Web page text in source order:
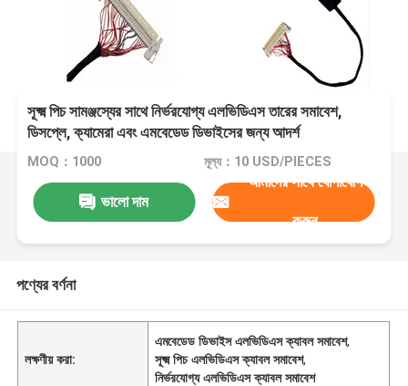
সূক্ষ্ম পিচ সামঞ্জস্যের সাথে নির্ভরযোগ্য এলভিডিএস তারের সমাবেশ,
ডিসপ্লে, ক্যামেরা এবং এমবেডেড ডিভাইসের জন্য আদর্শ
MOQ：1000 মূল্য：10 USD/PIECES
ভালো দাম
আমাদের সাথে যোগাযোগ
করুন
পণ্যের বর্ণনা
লক্ষণীয় করা:
এমবেডেড ডিভাইস এলভিডিএস ক্যাবল সমাবেশ,
সূক্ষ্ম পিচ এলভিডিএস ক্যাবল সমাবেশ,
নির্ভরযোগ্য এলভিডিএস ক্যাবল সমাবেশ